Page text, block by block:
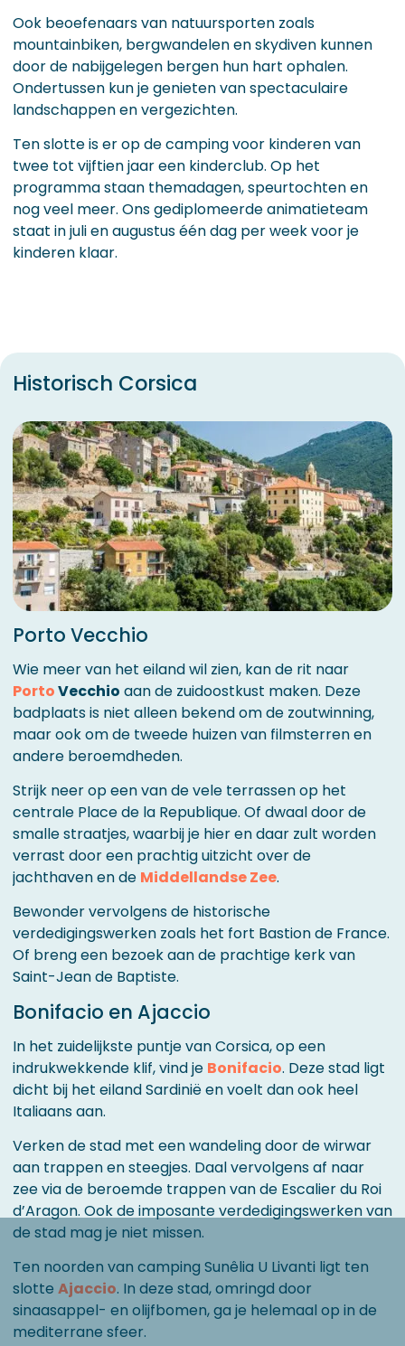
Ook beoefenaars van natuursporten zoals
mountainbiken, bergwandelen en skydiven kunnen
door de nabijgelegen bergen hun hart ophalen.
Ondertussen kun je genieten van spectaculaire
landschappen en vergezichten.
Ten slotte is er op de camping voor kinderen van
twee tot vijftien jaar een kinderclub. Op het
programma staan themadagen, speurtochten en
nog veel meer. Ons gediplomeerde animatieteam
staat in juli en augustus één dag per week voor je
kinderen klaar.
Historisch Corsica
Porto Vecchio
Wie meer van het eiland wil zien, kan de rit naar
PortoVecchio aan de zuidoostkust maken. Deze
badplaats is niet alleen bekend om de zoutwinning,
maar ook om de tweede huizen van filmsterren en
andere beroemdheden.
Strijk neer op een van de vele terrassen op het
centrale Place de la Republique. Of dwaal door de
smalle straatjes, waarbij je hier en daar zult worden
verrast door een prachtig uitzicht over de
jachthaven en de Middellandse Zee.
Bewonder vervolgens de historische
verdedigingswerken zoals het fort Bastion de France.
Of breng een bezoek aan de prachtige kerk van
Saint-Jean de Baptiste.
Bonifacio en Ajaccio
In het zuidelijkste puntje van Corsica, op een
indrukwekkende klif, vind je Bonifacio. Deze stad ligt
dicht bij het eiland Sardinië en voelt dan ook heel
Italiaans aan.
Verken de stad met een wandeling door de wirwar
aan trappen en steegjes. Daal vervolgens af naar
zee via de beroemde trappen van de Escalier du Roi
d’Aragon. Ook de imposante verdedigingswerken van
de stad mag je niet missen.
Ten noorden van camping Sunêlia U Livanti ligt ten
slotte Ajaccio. In deze stad, omringd door
sinaasappel- en olijfbomen, ga je helemaal op in de
mediterrane sfeer.